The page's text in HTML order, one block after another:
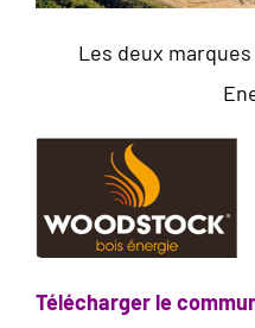
Les deux
Télécharger le